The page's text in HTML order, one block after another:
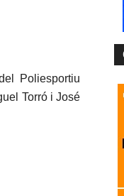
Poliesportiu
Torró i José